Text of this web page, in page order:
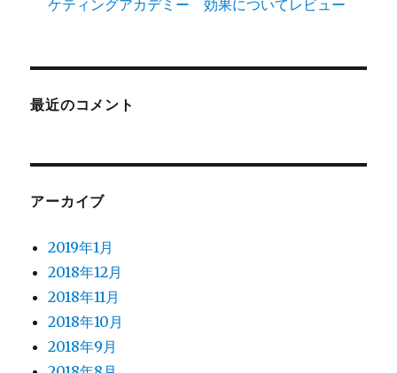
ケティングアカデミー 効果についてレビュー
最近のコメント
アーカイブ
2019年1月
2018年12月
2018年11月
2018年10月
2018年9月